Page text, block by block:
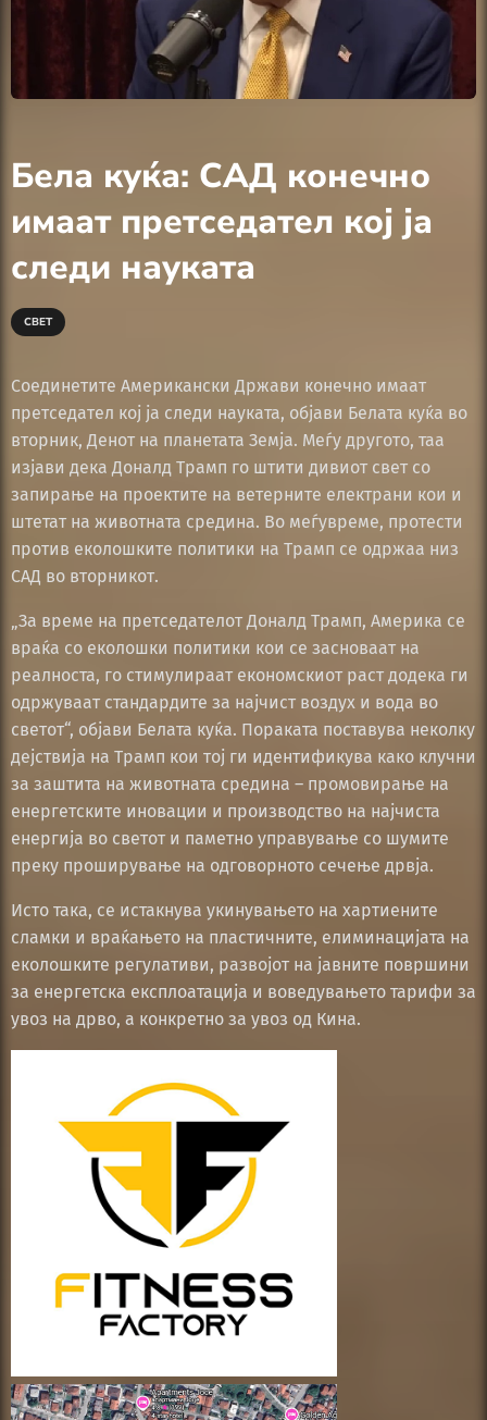
Бела куќа: САД конечно
имаат претседател кој ја
следи науката
СВЕТ
Соединетите Американски Држави конечно имаат
претседател кој ја следи науката, објави Белата куќа во
вторник, Денот на планетата Земја. Меѓу другото, таа
изјави дека Доналд Трамп го штити дивиот свет со
запирање на проектите на ветерните електрани кои и
штетат на животната средина. Во меѓувреме, протести
против еколошките политики на Трамп се одржаа низ
САД во вторникот.
„За време на претседателот Доналд Трамп, Америка се
враќа со еколошки политики кои се засноваат на
реалноста, го стимулираат економскиот раст додека ги
одржуваат стандардите за најчист воздух и вода во
светот“, објави Белата куќа. Пораката поставува неколку
дејствија на Трамп кои тој ги идентификува како клучни
за заштита на животната средина – промовирање на
енергетските иновации и производство на најчиста
енергија во светот и паметно управување со шумите
преку проширување на одговорното сечење дрвја.
Исто така, се истакнува укинувањето на хартиените
сламки и враќањето на пластичните, елиминацијата на
еколошките регулативи, развојот на јавните површини
за енергетска експлоатација и воведувањето тарифи за
увоз на дрво, а конкретно за увоз од Кина.